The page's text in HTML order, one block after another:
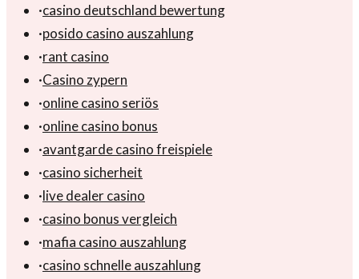
·casino deutschland bewertung
·posido casino auszahlung
·rant casino
·Casino zypern
·online casino seriös
·online casino bonus
·avantgarde casino freispiele
·casino sicherheit
·live dealer casino
·casino bonus vergleich
·mafia casino auszahlung
·casino schnelle auszahlung